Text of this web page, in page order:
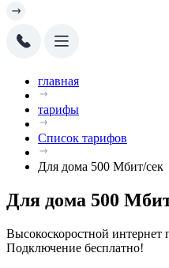
главная
тарифы
Список тарифов
Для дома 500 Мбит/сек
Для дома 500
Высокоскоростной интернет
Подключение бесплатно!